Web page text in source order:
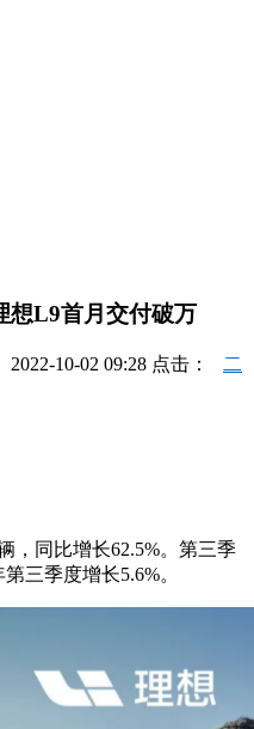
想L9首月交付破万
2022-10-02 09:28 点击： 二
，同比增长62.5%。第三季
三季度增长5.6%。